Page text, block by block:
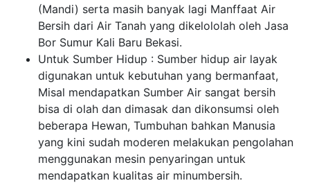
(Mandi) serta masih banyak lagi Manffaat Air
Bersih dari Air Tanah yang dikelololah oleh Jasa
Bor Sumur Kali Baru Bekasi.
Untuk Sumber Hidup : Sumber hidup air layak
digunakan untuk kebutuhan yang bermanfaat,
Misal mendapatkan Sumber Air sangat bersih
bisa di olah dan dimasak dan dikonsumsi oleh
beberapa Hewan, Tumbuhan bahkan Manusia
yang kini sudah moderen melakukan pengolahan
menggunakan mesin penyaringan untuk
mendapatkan kualitas air minumbersih.